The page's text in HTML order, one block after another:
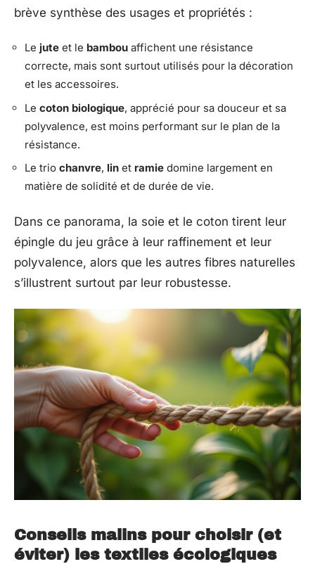
brève synthèse des usages et propriétés :
Le jute et le bambou affichent une résistance
correcte, mais sont surtout utilisés pour la décoration
et les accessoires.
Le coton biologique, apprécié pour sa douceur et sa
polyvalence, est moins performant sur le plan de la
résistance.
Le trio chanvre, lin et ramie domine largement en
matière de solidité et de durée de vie.
Dans ce panorama, la soie et le coton tirent leur
épingle du jeu grâce à leur raffinement et leur
polyvalence, alors que les autres fibres naturelles
s’illustrent surtout par leur robustesse.
Conseils malins pour choisir (et
éviter) les textiles écologiques